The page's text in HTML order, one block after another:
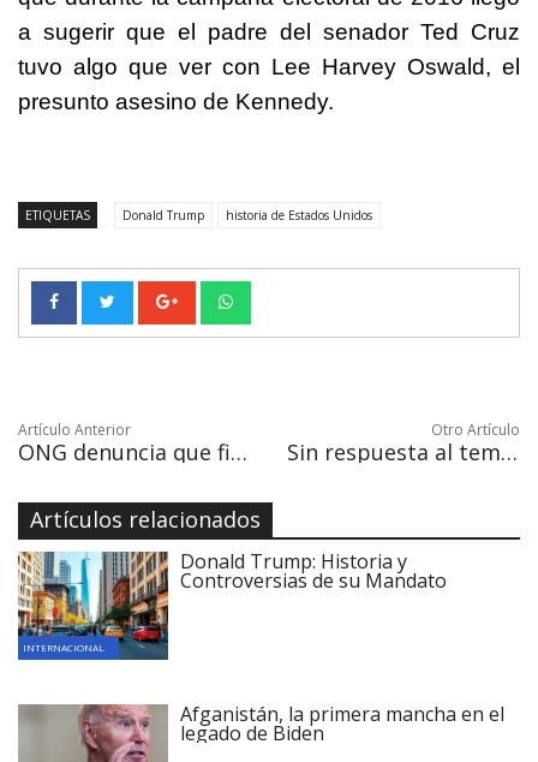
a sugerir que el padre del senador Ted Cruz
tuvo algo que ver con Lee Harvey Oswald, el
presunto asesino de Kennedy.
ETIQUETAS Donald Trump historia de Estados Unidos
Artículo Anterior
ONG denuncia que filial de Odebrecht "acompañó" la campaña de Peña Nieto
Otro Artículo
Sin respuesta al tema de los cobros en exceso por servicios de salud privados
Artículos relacionados
INTERNACIONAL
Donald Trump: Historia y
Controversias de su Mandato
Afganistán, la primera mancha en el
legado de Biden